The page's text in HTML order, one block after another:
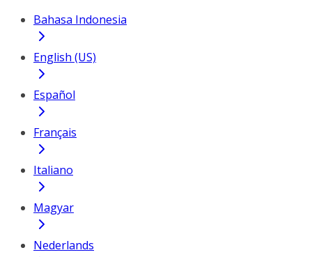
Bahasa Indonesia
English (US)
Español
Français
Italiano
Magyar
Nederlands